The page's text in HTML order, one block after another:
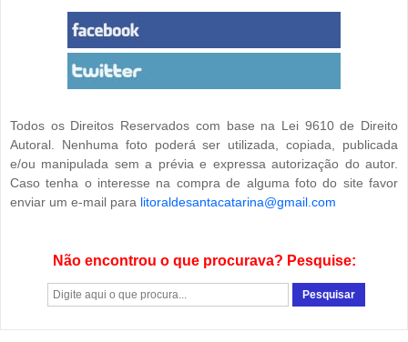
Todos os Direitos Reservados com base na Lei 9610 de Direito
Autoral. Nenhuma foto poderá ser utilizada, copiada, publicada
e/ou manipulada sem a prévia e expressa autorização do autor.
Caso tenha o interesse na compra de alguma foto do site favor
enviar um e-mail para litoraldesantacatarina@gmail.com
Não encontrou o que procurava? Pesquise: